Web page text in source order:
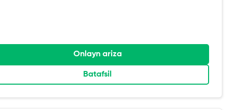
Onlayn ariza
Batafsil